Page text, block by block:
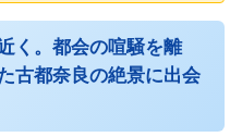
く。都会の喧騒を離
古都奈良の絶景に出会